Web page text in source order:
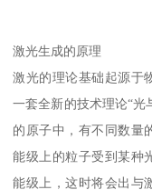
激光生成的原理
激光的理论基础起源于
一套全新的技术理论“光
的原子中，有不同数量
能级上的粒子受到某种
能级上，这时将会出与